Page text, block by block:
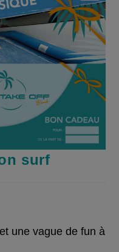
🔍
surf
une vague de fun à